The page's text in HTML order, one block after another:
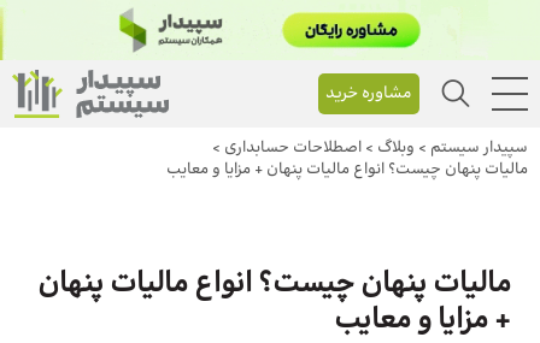
مشاوره خرید
سپیدار سیستم > وبلاگ > اصطلاحات حسابداری >
مالیات پنهان چیست؟ انواع مالیات پنهان + مزایا و معایب
مالیات پنهان چیست؟ انواع مالیات پنهان
+ مزایا و معایب